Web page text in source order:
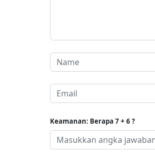
Keamanan: Berapa 7 + 6 ?